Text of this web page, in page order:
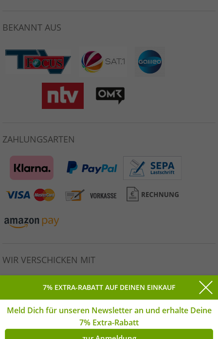
BEKANNT AUS
ZAHLUNGSARTEN
WIR VERSCHICKEN MIT
Alle Preise inkl. gesetzlicher MwSt. * Unverbindliche
Preisempfehlung des Herstellers. | © Copyright 2026
7% EXTRA-RABATT AUF DEINEN EINKAUF
Meld Dich für unseren Newsletter an und erhalte Deine
7% Extra-Rabatt